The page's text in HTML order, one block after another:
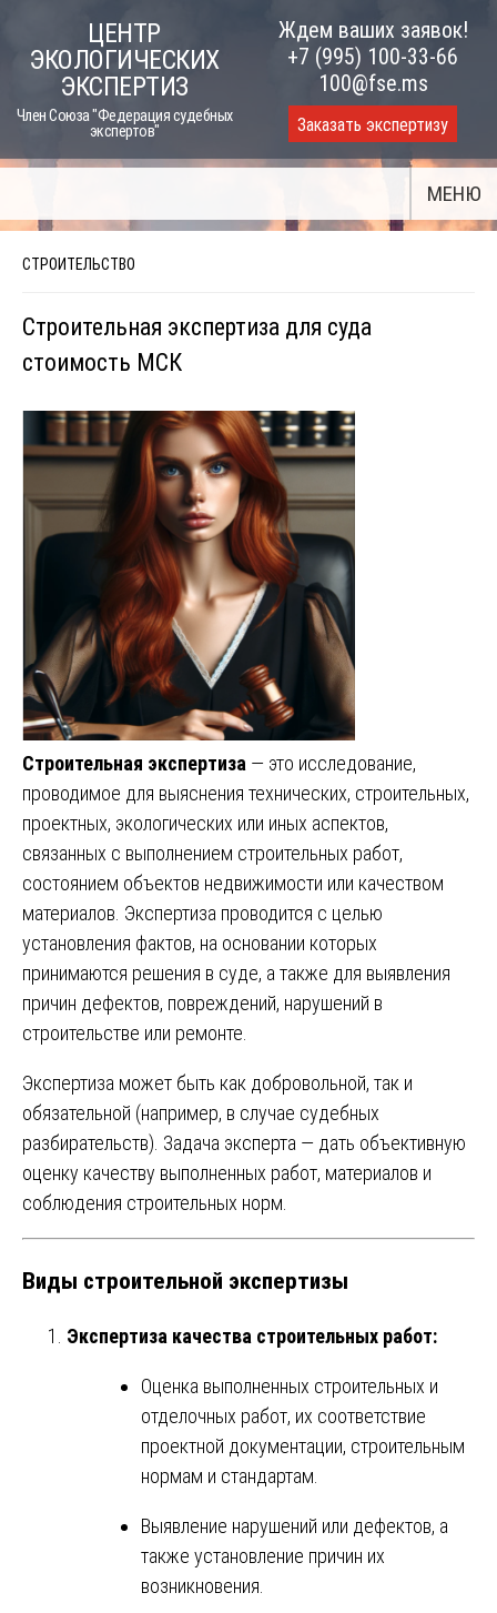
content
ЦЕНТР
ЭКОЛОГИЧЕСКИХ
ЭКСПЕРТИЗ
Член Союза "Федерация судебных
экспертов"
Ждем ваших заявок!
+7 (995) 100-33-66
100@fse.ms
Заказать экспертизу
МЕНЮ
СТРОИТЕЛЬСТВО
Строительная экспертиза для суда
стоимость МСК
Строительная экспертиза — это исследование,
проводимое для выяснения технических, строительных,
проектных, экологических или иных аспектов,
связанных с выполнением строительных работ,
состоянием объектов недвижимости или качеством
материалов. Экспертиза проводится с целью
установления фактов, на основании которых
принимаются решения в суде, а также для выявления
причин дефектов, повреждений, нарушений в
строительстве или ремонте.
Экспертиза может быть как добровольной, так и
обязательной (например, в случае судебных
разбирательств). Задача эксперта — дать объективную
оценку качеству выполненных работ, материалов и
соблюдения строительных норм.
Виды строительной экспертизы
Экспертиза качества строительных работ:
Оценка выполненных строительных и
отделочных работ, их соответствие
проектной документации, строительным
нормам и стандартам.
Выявление нарушений или дефектов, а
также установление причин их
возникновения.